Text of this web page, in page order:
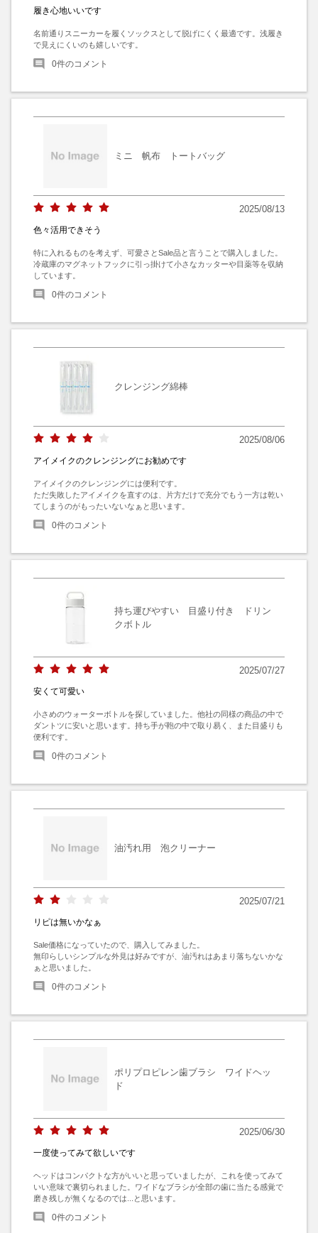
履き心地いいです
名前通りスニーカーを履くソックスとして脱げにくく最適です。浅履き
で見えにくいのも嬉しいです。
0件のコメント
ミニ 帆布 トートバッグ
2025/08/13
色々活用できそう
特に入れるものを考えず、可愛さとSale品と言うことで購入しました。
冷蔵庫のマグネットフックに引っ掛けて小さなカッターや目薬等を収納
しています。
0件のコメント
クレンジング綿棒
2025/08/06
アイメイクのクレンジングにお勧めです
アイメイクのクレンジングには便利です。
ただ失敗したアイメイクを直すのは、片方だけで充分でもう一方は乾い
てしまうのがもったいないなぁと思います。
0件のコメント
持ち運びやすい 目盛り付き ドリン
クボトル
2025/07/27
安くて可愛い
小さめのウォーターボトルを探していました。他社の同様の商品の中で
ダントツに安いと思います。持ち手が鞄の中で取り易く、また目盛りも
便利です。
0件のコメント
油汚れ用 泡クリーナー
2025/07/21
リピは無いかなぁ
Sale価格になっていたので、購入してみました。
無印らしいシンプルな外見は好みですが、油汚れはあまり落ちないかな
ぁと思いました。
0件のコメント
ポリプロピレン歯ブラシ ワイドヘッ
ド
2025/06/30
一度使ってみて欲しいです
ヘッドはコンパクトな方がいいと思っていましたが、これを使ってみて
いい意味で裏切られました。ワイドなブラシが全部の歯に当たる感覚で
磨き残しが無くなるのでは...と思います。
0件のコメント